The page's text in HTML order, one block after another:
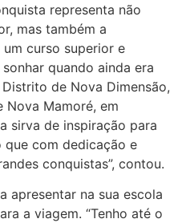
representa não
mas também a
curso superior e
quando ainda era
de Nova Dimensão,
Mamoré, em
sirva de inspiração para
com dedicação e
conquistas”, contou.
apresentar na sua escola
a viagem. “Tenho até o